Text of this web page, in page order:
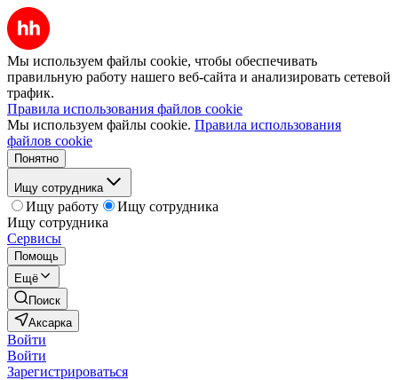
Мы используем файлы cookie, чтобы обеспечивать
правильную работу нашего веб-сайта и анализировать сетевой
трафик.
Правила использования файлов cookie
Мы используем файлы cookie. Правила использования
файлов cookie
Понятно
Ищу сотрудника
Ищу работу
Ищу сотрудника
Ищу сотрудника
Сервисы
Помощь
Ещё
Поиск
Аксарка
Войти
Войти
Зарегистрироваться